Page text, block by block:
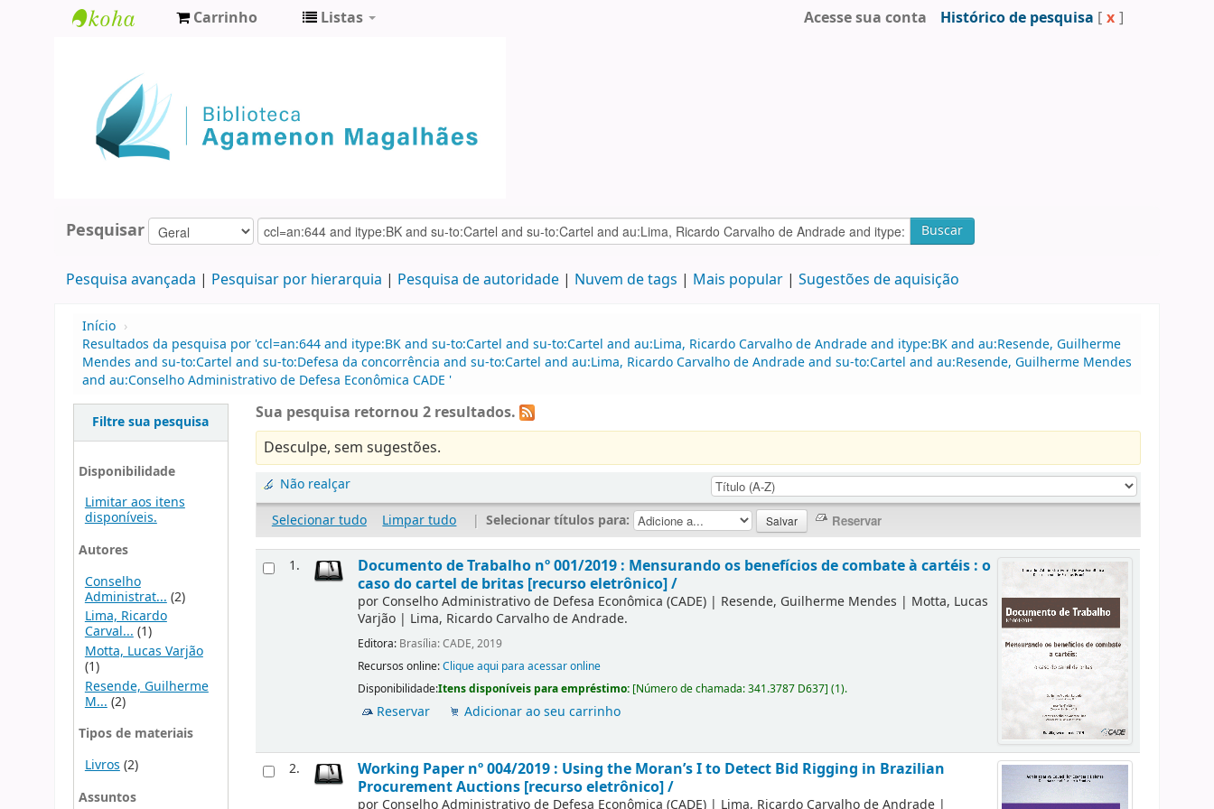
Agamenon
Magalhães
Carrinho Listas Acesse sua conta Histórico de pesquisa [ x ]
Pesquisar Buscar
Pesquisa avançada Pesquisar por hierarquia Pesquisa de autoridade Nuvem de tags Mais popular Sugestões de aquisição
Início ›
Resultados da pesquisa por 'ccl=an:644 and itype:BK and su-to:Cartel and su-to:Cartel and au:Lima, Ricardo Carvalho de Andrade and itype:BK and au:Resende, Guilherme
Mendes and su-to:Cartel and su-to:Defesa da concorrência and su-to:Cartel and au:Lima, Ricardo Carvalho de Andrade and su-to:Cartel and au:Resende, Guilherme Mendes
and au:Conselho Administrativo de Defesa Econômica CADE '
Filtre sua pesquisa
Disponibilidade
Limitar aos itens
disponíveis.
Autores
Conselho
Administrat... (2)
Lima, Ricardo
Carval...(1)
Motta, Lucas Varjão
(1)
Resende, Guilherme
M... (2)
Tipos de materiais
Livros (2)
Assuntos
Sua pesquisa retornou 2 resultados.
Desculpe, sem sugestões.
Não realçar
Selecionar tudo
Limpar tudo | Selecionar títulos para:
1.
Documento de Trabalho nº 001/2019 : Mensurando os benefícios de combate à cartéis : o
caso do cartel de britas [recurso eletrônico] /
por Conselho Administrativo de Defesa Econômica (CADE) | Resende, Guilherme Mendes | Motta, Lucas
Varjão | Lima, Ricardo Carvalho de Andrade.
Editora: Brasília: CADE, 2019
Recursos online:Clique aqui para acessar online
Disponibilidade:Itens disponíveis para empréstimo: [Número de chamada:341.3787 D637](1).
Reservar Adicionar ao seu carrinho
2.
Working Paper nº 004/2019 : Using the Moran’s I to Detect Bid Rigging in Brazilian
Procurement Auctions [recurso eletrônico] /